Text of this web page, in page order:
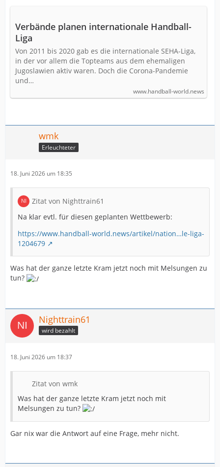
Verbände planen internationale Handball-
Liga
Von 2011 bis 2020 gab es die internationale SEHA-Liga,
in der vor allem die Topteams aus dem ehemaligen
Jugoslawien aktiv waren. Doch die Corona-Pandemie
und…
www.handball-world.news
wmk
Erleuchteter
18. Juni 2026 um 18:35
Zitat von Nighttrain61
Na klar evtl. für diesen geplanten Wettbewerb:
https://www.handball-world.news/artikel/nation…le-liga-
1204679
Was hat der ganze letzte Kram jetzt noch mit Melsungen zu
tun?
Nighttrain61
wird bezahlt
18. Juni 2026 um 18:37
Zitat von wmk
Was hat der ganze letzte Kram jetzt noch mit
Melsungen zu tun?
Gar nix war die Antwort auf eine Frage, mehr nicht.